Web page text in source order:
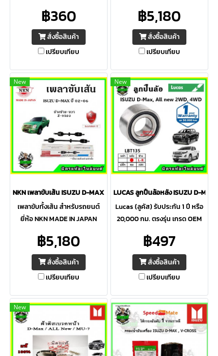
ประกัน 3 เดือน หรือ 10,000 กม.
พร้อมส่งทุกวัน จัดส่งรวดเร็ว
฿360
สั่งซื้อสินค้า
เปรียบเทียบ
ญี่ปุ่น ใช้งานได้ยาวนานแข็งแกร่ง
ทนทาน ราคามตรฐาน
฿5,180
สั่งซื้อสินค้า
เปรียบเทียบ
New
NKN เพลาขับเส้น ISUZU D-MAX ปี 02-06 ข้างซ้าย-ขวา
เพลาขับทั้งเส้น สำหรับรถยนต์
ยี่ห้อ NKN MADE IN JAPAN
ญี่ปุ่น ใช้งานได้ยาวนานแข็งแกร่ง
ทนทาน ราคามตรฐาน
฿5,180
สั่งซื้อสินค้า
เปรียบเทียบ
New
LUCAS ลูกปืนล้อหลัง ISUZU D-
Lucas (ลูคัส) รับประกัน 1 ปี หรือ
20,000 กม. ตรงรุ่น เกรด OEM
การยอมรับและทนทานอายุการใช้
งานยาวนาน
฿497
สั่งซื้อสินค้า
เปรียบเทียบ
New